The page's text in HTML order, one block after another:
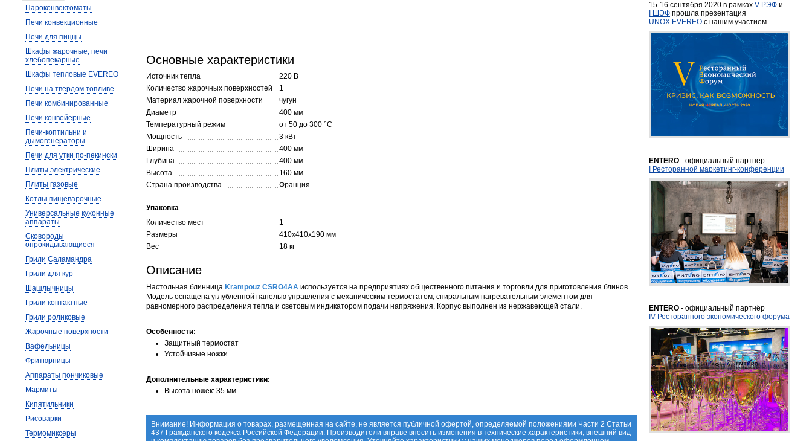
Основные характеристики
Источник тепла
220 В
Количество жарочных поверхностей
1
Материал жарочной поверхности
чугун
Диаметр
400 мм
Температурный режим
от 50 до 300 °C
Мощность
3 кВт
Ширина
400 мм
Глубина
400 мм
Высота
160 мм
Страна производства
Франция
Упаковка
Количество мест
1
Размеры
410x410x190 мм
Вес
18 кг
Описание
Настольная блинница Krampouz CSRO4AA используется на предприятиях общественного питания и торговли для приготовления блинов.
Модель оснащена углубленной панелью управления с механическим термостатом, спиральным нагревательным элементом для
равномерного распределения тепла и световым индикатором подачи напряжения. Корпус выполнен из нержавеющей стали.
Особенности:
Защитный термостат
Устойчивые ножки
Дополнительные характеристики:
Высота ножек: 35 мм
Внимание! Информация о товарах, размещенная на сайте, не является публичной офертой, определяемой положениями Части 2 Статьи
437 Гражданского кодекса Российской Федерации. Производители вправе вносить изменения в технические характеристики, внешний вид
15-16 сентября 2020 в рамках V РЭФ и
I ШЭФ прошла презентация
UNOX EVEREO с нашим участием
ENTERO - официальный партнёр
I Ресторанной маркетинг-конференции
ENTERO - официальный партнёр
IV Ресторанного экономического форума
Пароконвектоматы
Печи конвекционные
Печи для пиццы
Шкафы жарочные, печи
хлебопекарные
Шкафы тепловые EVEREO
Печи на твердом топливе
Печи комбинированные
Печи конвейерные
Печи-коптильни и
дымогенераторы
Печи для утки по-пекински
Плиты электрические
Плиты газовые
Котлы пищеварочные
Универсальные кухонные
аппараты
Сковороды
опрокидывающиеся
Грили Саламандра
Грили для кур
Шашлычницы
Грили контактные
Грили роликовые
Жарочные поверхности
Вафельницы
Фритюрницы
Аппараты пончиковые
Мармиты
Кипятильники
Рисоварки
Термомиксеры